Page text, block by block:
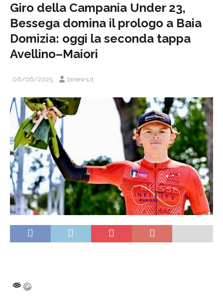
Giro della Campania Under 23,
Bessega domina il prologo a Baia
Domizia: oggi la seconda tappa
Avellino–Maiori
06/06/2025 binews.it